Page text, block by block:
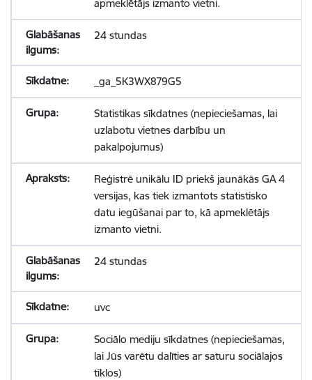
apmeklētājs izmanto vietni.
24 stundas
_ga_5K3WX879G5
Statistikas sīkdatnes (nepieciešamas, lai
uzlabotu vietnes darbību un
pakalpojumus)
Reģistrē unikālu ID priekš jaunākās GA 4
versijas, kas tiek izmantots statistisko
datu iegūšanai par to, kā apmeklētājs
izmanto vietni.
24 stundas
uvc
Sociālo mediju sīkdatnes (nepieciešamas,
lai Jūs varētu dalīties ar saturu sociālajos
tīklos)